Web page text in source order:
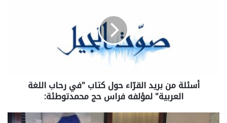
أسئلة من بريد القرّاء حول كتاب "في رحاب اللغة
العربية" لمؤلفه فراس حج محمدتوطئة: